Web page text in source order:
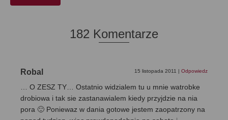
182 Komentarze
Robal 15 listopada 2011 Odpowiedz
… O ZESZ TY… Ostatnio widzialem tu u mnie watrobke
drobiowa i tak sie zastanawialem kiedy przyjdzie na nia
pora 🙂 Poniewaz w dania gotowe jestem zaopatrzony na